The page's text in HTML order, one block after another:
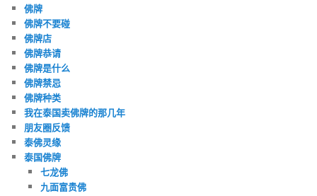
佛牌
佛牌不要碰
佛牌店
佛牌恭请
佛牌是什么
佛牌禁忌
佛牌种类
我在泰国卖佛牌的那几年
朋友圈反馈
泰佛灵缘
泰国佛牌
七龙佛
九面富贵佛